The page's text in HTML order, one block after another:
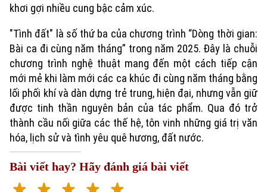
khơi gợi nhiều cung bậc cảm xúc.
"Tình đất" là số thứ ba của chương trình “Dòng thời gian:
Bài ca đi cùng năm tháng” trong năm 2025. Đây là chuỗi
chương trình nghệ thuật mang đến một cách tiếp cận
mới mẻ khi làm mới các ca khúc đi cùng năm tháng bằng
lối phối khí và dàn dựng trẻ trung, hiện đại, nhưng vẫn giữ
được tinh thần nguyên bản của tác phẩm. Qua đó trở
thành cầu nối giữa các thế hệ, tôn vinh những giá trị văn
hóa, lịch sử và tình yêu quê hương, đất nước.
Bài viết hay? Hãy đánh giá bài viết